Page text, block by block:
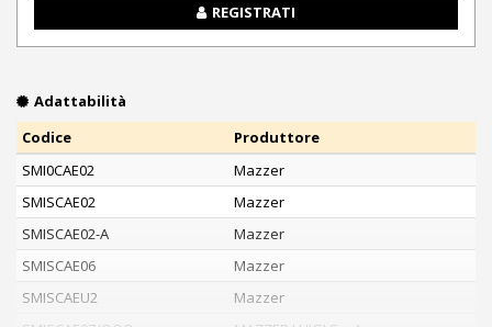
REGISTRATI
Adattabilità
Codice
Produttore
SMI0CAE02
Mazzer
SMISCAE02
Mazzer
SMISCAE02-A
Mazzer
SMISCAE06
Mazzer
SMISCAEU2
Mazzer